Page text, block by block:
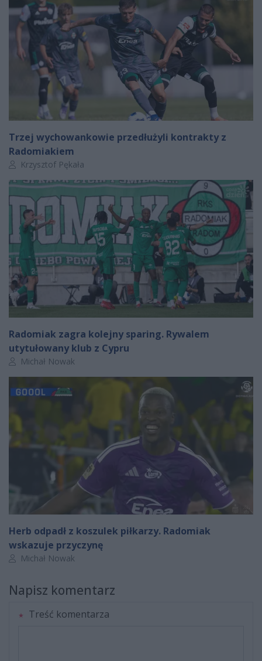
Trzej wychowankowie przedłużyli kontrakty z
Radomiakiem
Autor artykułu:
Krzysztof Pękała
Radomiak zagra kolejny sparing. Rywalem
utytułowany klub z Cypru
Autor artykułu:
Michał Nowak
Herb odpadł z koszulek piłkarzy. Radomiak
wskazuje przyczynę
Autor artykułu:
Michał Nowak
Napisz komentarz
Treść komentarza